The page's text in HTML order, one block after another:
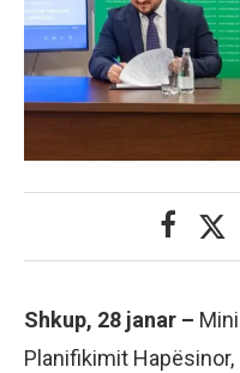
Shkup, 28 janar –
Planifikimit